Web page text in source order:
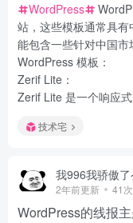
WordPress
站，这些模板通常具
能包含一些针对中国
WordPress 模板：
Zerif Lite：
Zerif Lite 是一个响应
技术宅
我996我骄傲了
2年前更新 41
WordPress的线报